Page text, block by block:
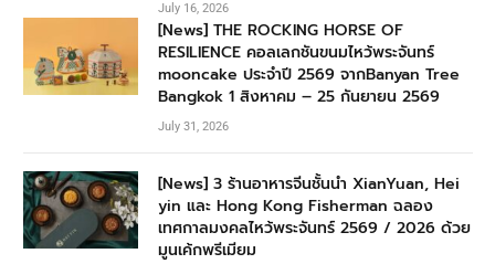
July 16, 2026
[News] THE ROCKING HORSE OF
RESILIENCE คอลเลกชันขนมไหว้พระจันทร์
mooncake ประจำปี 2569 จากBanyan Tree
Bangkok 1 สิงหาคม – 25 กันยายน 2569
July 31, 2026
[News] 3 ร้านอาหารจีนชั้นนำ XianYuan, Hei
yin และ Hong Kong Fisherman ฉลอง
เทศกาลมงคลไหว้พระจันทร์ 2569 / 2026 ด้วย
มูนเค้กพรีเมียม